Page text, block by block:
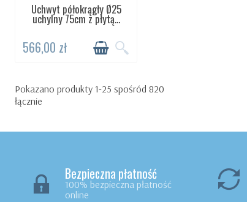
DOSTĘPNY 24H
Uchwyt półokrągły Ø25
uchylny 75cm z płytą...
566,00 zł
Pokazano produkty 1-25 spośród 820
łącznie
Bezpieczna płatność
100% bezpieczna płatność
online